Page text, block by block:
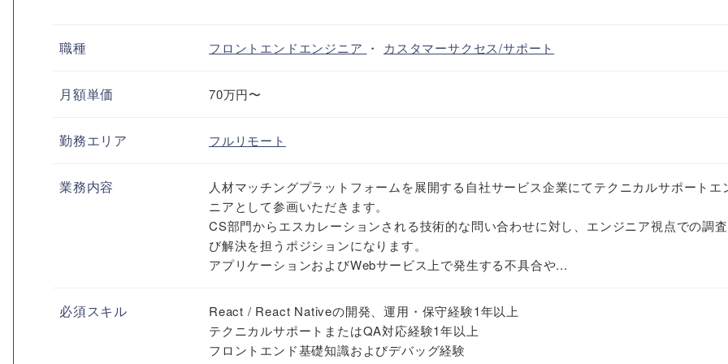
職種 フロントエンドエンジニア ・ カスタマーサクセス/サポート
月額単価 70万円〜
勤務エリア フルリモート
業務内容
人材マッチングプラットフォームを展開する自社サービス企業にてテクニカルサポートエ
ニアとして参画いただきます。
CS部門からエスカレーションされる技術的な問い合わせに対し、エンジニア視点での調
び解決を担うポジションになります。
アプリケーションおよびWebサービス上で発生する不具合や...
必須スキル
React / React Nativeの開発、運用・保守経験1年以上
テクニカルサポートまたはQA対応経験1年以上
フロントエンド基礎知識およびデバッグ経験